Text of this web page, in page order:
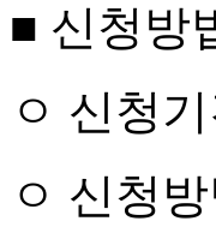
■ 신청방
ㅇ 신청
ㅇ 신청방